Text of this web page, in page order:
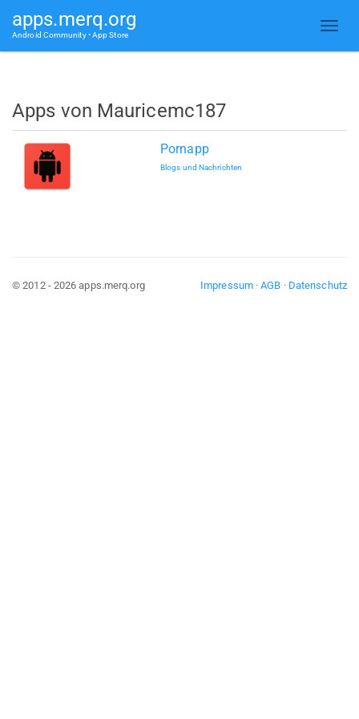
apps.merq.org
Android Community • App Store
Apps von Mauricemc187
Pornapp
Blogs und Nachrichten
Impressum·AGB · Datenschutz
© 2012 - 2026 apps.merq.org